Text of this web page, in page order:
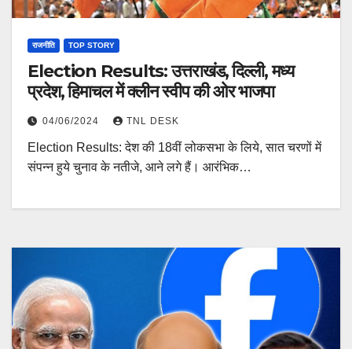
राजनीति TOP STORY
Election Results: उत्तराखंड, दिल्ली, मध्य
प्रदेश, हिमाचल में क्लीन स्वीप की ओर भाजपा
04/06/2024 TNL DESK
Election Results: देश की 18वीं लोकसभा के लिये, सात चरणों में
संपन्न हुये चुनाव के नतीजे, आने लगे हैं। आरंभिक…